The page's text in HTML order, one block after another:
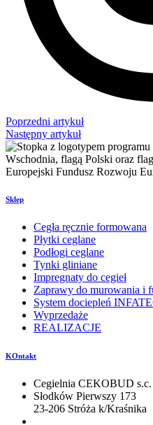
Poprzedni artykuł
Następny artykuł
Sklep
Cegła ręcznie formowana
Płytki ceglane
Podłogi ceglane
Tynki gliniane
Impregnaty do cegieł
Zaprawy do murowania i
System dociepleń
Wyprzedaże
REALIZACJE
KOntakt
Cegielnia CEKOBUD s.c.
Słodków Pierwszy 173
23-206 Stróża k/Kraśnika